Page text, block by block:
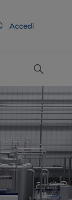
Accedi